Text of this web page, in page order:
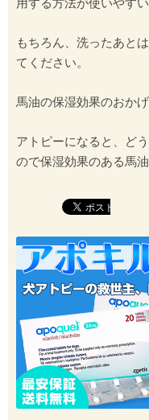
もちろん、洗ったあと
てください。
馬油の保湿効果のおか
アトピーになると、ど
ので保湿効果のある馬